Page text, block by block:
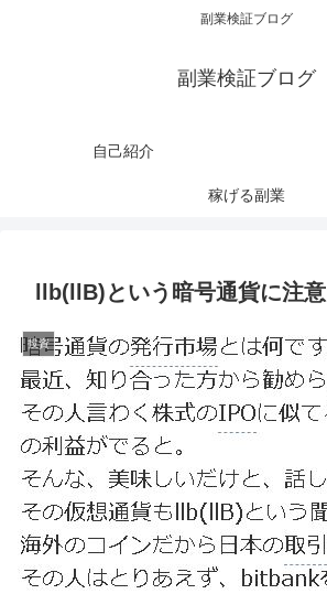
副業検証ブログ
副業検証ブログ
自己紹介
稼げる副業
llb(llB)という暗号通貨に注意
投資